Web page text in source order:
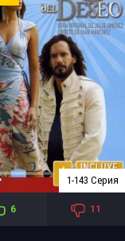
1-143 Серия
6 11